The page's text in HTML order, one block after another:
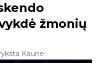
žmonių
Kaune